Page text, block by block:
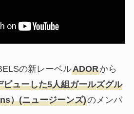
の新レーベルADORから
ューした5人組ガールズグル
）(ニュージーンズ)のメンバ